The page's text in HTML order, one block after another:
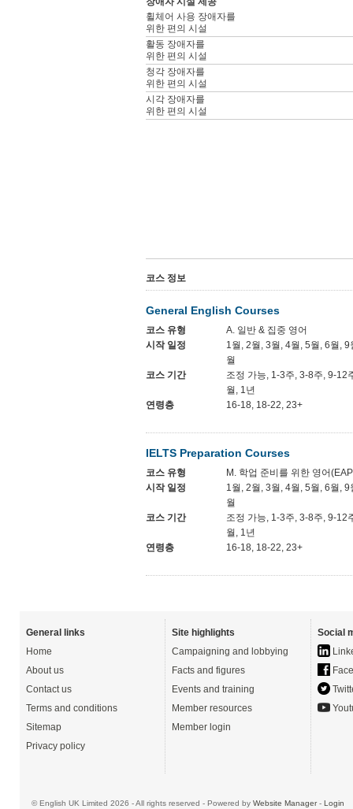
휠체어 사용 장애자를
위한 편의 시설
활동 장애자를
위한 편의 시설
청각 장애자를
위한 편의 시설
시각 장애자를
위한 편의 시설
코스 정보
General English Courses
코스 유형
A. 일반 & 집중 영어
시작 일정
1월, 2월, 3월, 4월, 5월, 6월,
월
코스 기간
조정 가능, 1-3주, 3-8주, 9-12
월, 1년
연령층
16-18, 18-22, 23+
IELTS Preparation Courses
코스 유형
M. 학업 준비를 위한 영어
시작 일정
1월, 2월, 3월, 4월, 5월, 6월,
월
코스 기간
조정 가능, 1-3주, 3-8주, 9-12
월, 1년
연령층
16-18, 18-22, 23+
General links
Home
About us
Contact us
Terms and conditions
Sitemap
Privacy policy
Site highlights
Campaigning and lobbying
Facts and figures
Events and training
Member resources
Member login
Social
© English UK Limited 2026 - All rights reserved - Powered by Website Manager- Login